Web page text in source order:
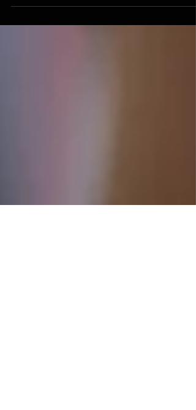
ように画像が挿入される。 次にサムネイル表示